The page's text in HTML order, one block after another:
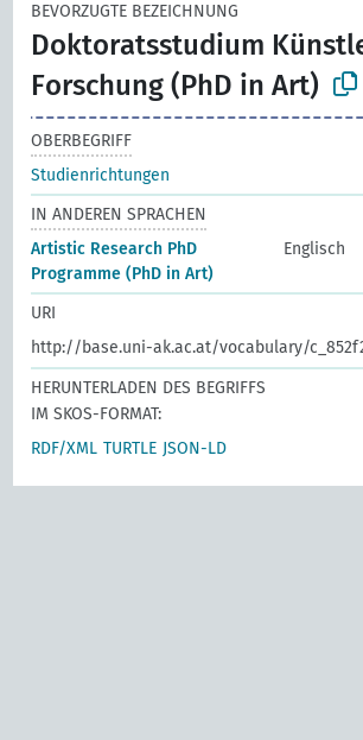
BEVORZUGTE BEZEICHNUNG
Doktoratsstudium
Forschung (PhD in Art)
OBERBEGRIFF
Studienrichtungen
IN ANDEREN SPRACHEN
Artistic Research PhD
Programme (PhD in Art)
Englisch
URI
http://base.uni-ak.ac.at/vocabulary/
HERUNTERLADEN DES BEGRIFFS
IM SKOS-FORMAT:
RDF/XML TURTLE JSON-LD